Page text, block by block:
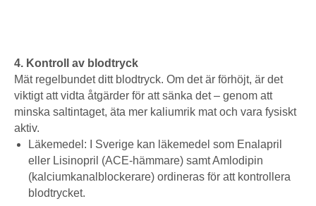
4. Kontroll av blodtryck
Mät regelbundet ditt blodtryck. Om det är förhöjt, är det
viktigt att vidta åtgärder för att sänka det – genom att
minska saltintaget, äta mer kaliumrik mat och vara fysiskt
aktiv.
Läkemedel: I Sverige kan läkemedel som Enalapril
eller Lisinopril (ACE-hämmare) samt Amlodipin
(kalciumkanalblockerare) ordineras för att kontrollera
blodtrycket.